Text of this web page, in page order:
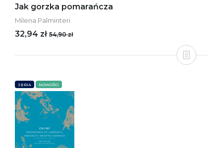
Jak gorzka pomarańcza
Milena Palminteri
32,94 zł 54,90 zł
SERIA NOWOŚCI